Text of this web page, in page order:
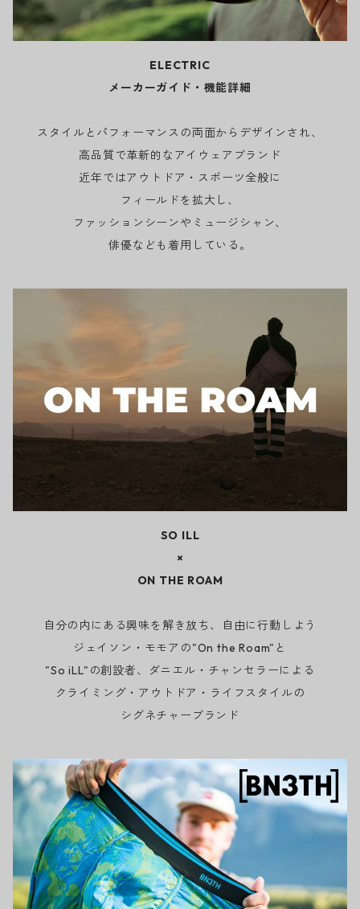
ELECTRIC
メーカーガイド・機能詳細
スタイルとパフォーマンスの両面からデザインされ、
高品質で革新的なアイウェアブランド
近年ではアウトドア・スポーツ全般に
フィールドを拡大し、
ファッションシーンやミュージシャン、
俳優なども着用している。
SO ILL
×
ON THE ROAM
自分の内にある興味を解き放ち、自由に行動しよう
ジェイソン・モモアの"On the Roam"と
"So iLL"の創設者、ダニエル・チャンセラーによる
クライミング・アウトドア・ライフスタイルの
シグネチャーブランド